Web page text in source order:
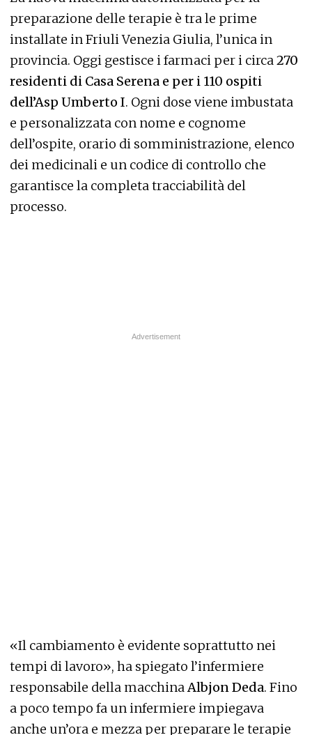
preparazione delle terapie è tra le prime
installate in Friuli Venezia Giulia, l’unica in
provincia. Oggi gestisce i farmaci per i circa270
residenti di Casa Serena e per i 110 ospiti
dell’Asp Umberto I. Ogni dose viene imbustata
e personalizzata con nome e cognome
dell’ospite, orario di somministrazione, elenco
dei medicinali e un codice di controllo che
garantisce la completa tracciabilità del
processo.
«Il cambiamento è evidente soprattutto nei
tempi di lavoro», ha spiegato l’infermiere
responsabile della macchinaAlbjon Deda. Fino
a poco tempo fa un infermiere impiegava
anche un’ora e mezza per preparare le terapie